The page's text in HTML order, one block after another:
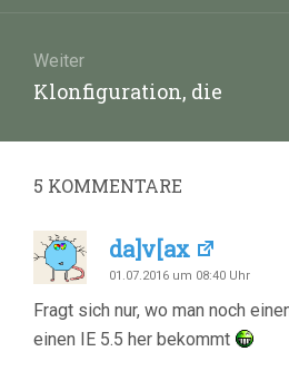
Weiter
Nächster
Klonfiguration, die
5 KOMMENTARE
da]v[ax
01.07.2016 um 08:40 Uhr
Fragt sich nur, wo man noch
einen IE 5.5 her bekommt